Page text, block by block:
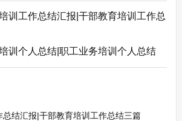
训工作总结汇报|干部教育培训工作总
训个人总结|职工业务培训个人总结
总结汇报|干部教育培训工作总结三篇